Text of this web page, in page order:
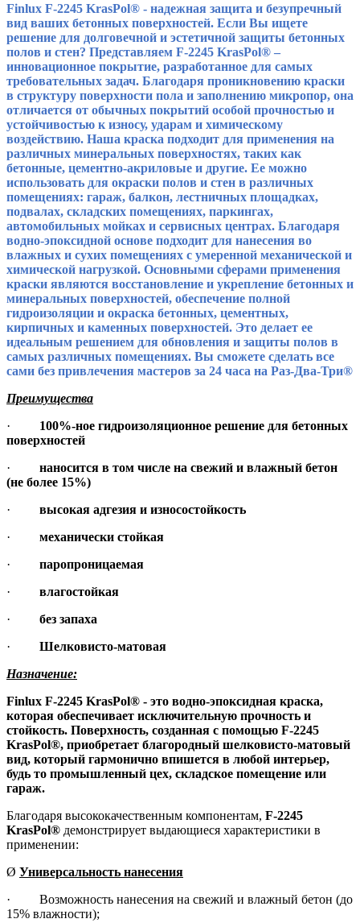
Finlux F-2245 KrasPol® - надежная защита и безупречный
вид ваших бетонных поверхностей. Если Вы ищете
решение для долговечной и эстетичной защиты бетонных
полов и стен? Представляем F-2245 KrasPol® –
инновационное покрытие, разработанное для самых
требовательных задач. Благодаря проникновению краски
в структуру поверхности пола и заполнению микропор, она
отличается от обычных покрытий особой прочностью и
устойчивостью к износу, ударам и химическому
воздействию. Наша краска подходит для применения на
различных минеральных поверхностях, таких как
бетонные, цементно-акриловые и другие. Ее можно
использовать для окраски полов и стен в различных
помещениях: гараж, балкон, лестничных площадках,
подвалах, складских помещениях, паркингах,
автомобильных мойках и сервисных центрах. Благодаря
водно-эпоксидной основе подходит для нанесения во
влажных и сухих помещениях с умеренной механической и
химической нагрузкой. Основными сферами применения
краски являются восстановление и укрепление бетонных и
минеральных поверхностей, обеспечение полной
гидроизоляции и окраска бетонных, цементных,
кирпичных и каменных поверхностей. Это делает ее
идеальным решением для обновления и защиты полов в
самых различных помещениях. Вы сможете сделать все
сами без привлечения мастеров за 24 часа на Раз-Два-Три®
Преимущества
· 100%-ное гидроизоляционное решение для бетонных
поверхностей
· наносится в том числе на свежий и влажный бетон
(не более 15%)
· высокая адгезия и износостойкость
· механически стойкая
· паропроницаемая
· влагостойкая
· без запаха
· Шелковисто-матовая
Назначение:
Finlux F-2245 KrasPol® - это водно-эпоксидная краска,
которая обеспечивает исключительную прочность и
стойкость. Поверхность, созданная с помощью F-2245
KrasPol®, приобретает благородный шелковисто-матовый
вид, который гармонично впишется в любой интерьер,
будь то промышленный цех, складское помещение или
гараж.
Благодаря высококачественным компонентам, F-2245
KrasPol® демонстрирует выдающиеся характеристики в
применении:
Ø Универсальность нанесения
· Возможность нанесения на свежий и влажный бетон (до
15% влажности);